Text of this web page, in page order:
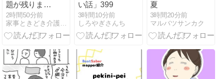
題が残りまし
た。
2時間50分前
い話」399
3時間10分前
しろやぎさんち
夏
3時間20分前
マルバツサンカク